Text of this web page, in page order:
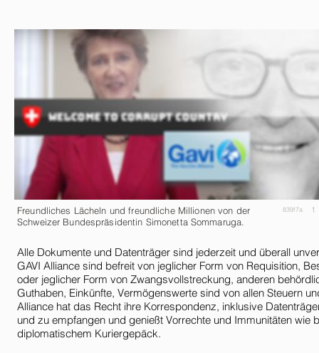
Freundliches Lächeln und freundliche Millionen von der
Schweizer Bundespräsidentin Simonetta Sommaruga.
839f7a 1
Alle Dokumente und Datenträger sind jederzeit und überall
GAVI Alliance sind befreit von jeglicher Form von Requisition,
oder jeglicher Form von Zwangsvollstreckung, anderen
Guthaben, Einkünfte, Vermögenswerte sind von allen Steuern
Alliance hat das Recht ihre Korrespondenz, inklusive
und zu empfangen und genießt Vorrechte und Immunitäten wie
diplomatischem Kuriergepäck.